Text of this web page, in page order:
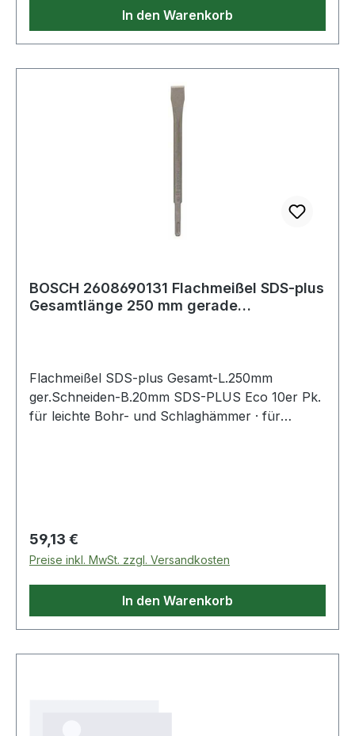
20mm · M: 26-31,75mm · N: 42mm
In den Warenkorb
BOSCH 2608690131 Flachmeißel SDS-plus
Gesamtlänge 250 mm gerade
Flachmeißel SDS-plus Gesamt-L.250mm
ger.Schneiden-B.20mm SDS-PLUS Eco 10er Pk.
für leichte Bohr- und Schlaghämmer · für
Regulärer Preis:
59,13 €
Preise inkl. MwSt. zzgl. Versandkosten
In den Warenkorb